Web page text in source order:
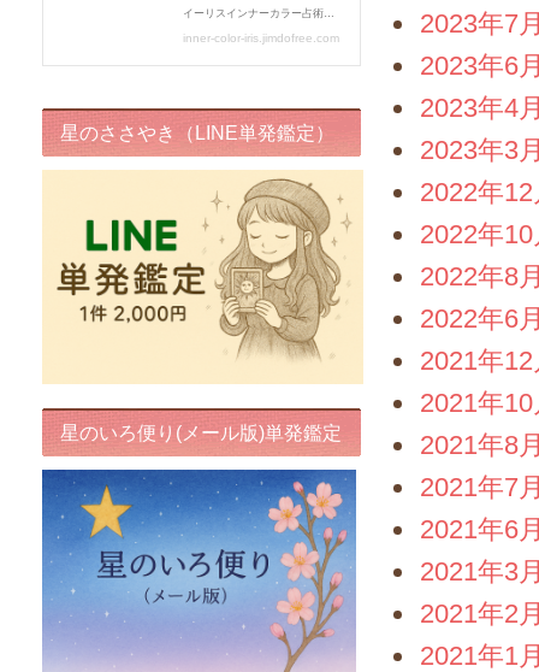
2023年7
2023年6
2023年4
2023年3
2022年12
2022年10
2022年8
2022年6
2021年12
2021年10
2021年8
2021年7
2021年6
2021年3
2021年2
2021年1
星のささやき（LINE単発鑑定）
星のいろ便り(メール版)単発鑑定